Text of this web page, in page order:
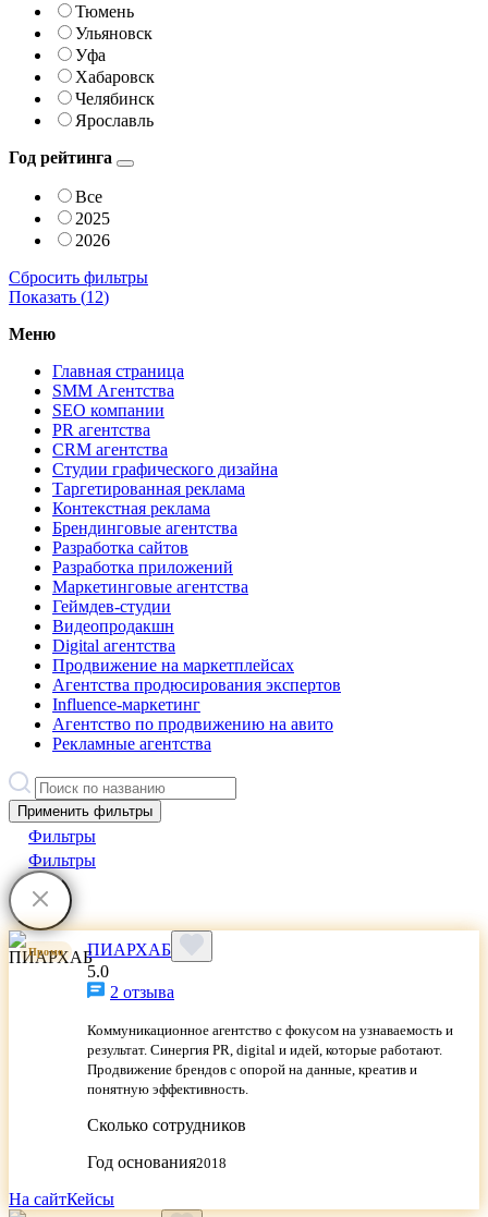
Тюмень
Ульяновск
Уфа
Хабаровск
Челябинск
Ярославль
Год рейтинга
Все
2025
2026
Сбросить фильтры
Показать (12)
Меню
Главная страница
SMM Агентства
SEO компании
PR агентства
CRM агентства
Студии графического дизайна
Таргетированная реклама
Контекстная реклама
Брендинговые агентства
Разработка сайтов
Разработка приложений
Маркетинговые агентства
Геймдев-студии
Видеопродакшн
Digital агентства
Продвижение на маркетплейсах
Агентства продюсирования экспертов
Influence-маркетинг
Агентство по продвижению на авито
Рекламные агентства
Применить фильтры
Фильтры
Фильтры
Промо
ПИАРХАБ
5.0
2 отзыва
Коммуникационное агентство с фокусом на узнаваемость и
результат. Синергия PR, digital и идей, которые работают.
Продвижение брендов с опорой на данные, креатив и
понятную эффективность.
Сколько сотрудников
Год основания2018
На сайтКейсы